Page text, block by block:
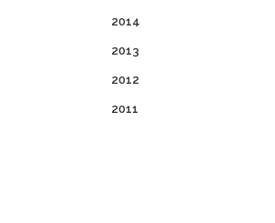
2014
2013
2012
2011